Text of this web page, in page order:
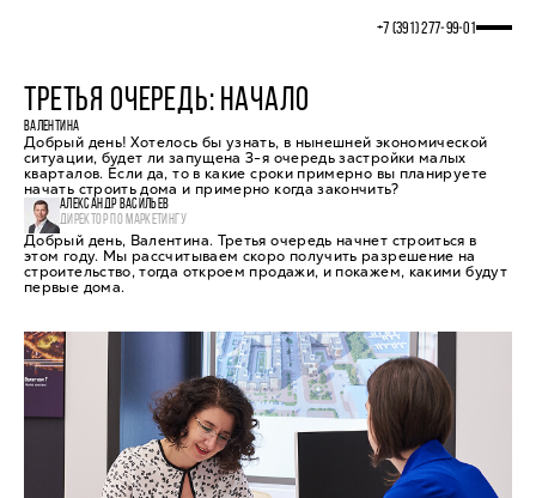
+7 (391) 277‒99‒01
ТРЕТЬЯ ОЧЕРЕДЬ: НАЧАЛО
ВАЛЕНТИНА
Добрый день! Хотелось бы узнать, в нынешней экономической
ситуации, будет ли запущена 3-я очередь застройки малых
кварталов. Если да, то в какие сроки примерно вы планируете
начать строить дома и примерно когда закончить?
АЛЕКСАНДР ВАСИЛЬЕВ
ДИРЕКТОР ПО МАРКЕТИНГУ
Добрый день, Валентина. Третья очередь начнет строиться в
этом году. Мы рассчитываем скоро получить разрешение на
строительство, тогда откроем продажи, и покажем, какими будут
первые дома.